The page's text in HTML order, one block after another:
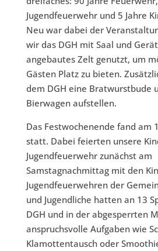
Jugendfeuerwehr und 5 Jahre
Neu war dabei der
wir das DGH mit Saal und
angebautes Zelt genutzt, um
Gästen Platz zu bieten.
dem DGH eine Bratwurstbude
Bierwagen aufstellen.
Das Festwochenende fand am
statt. Dabei feierten unsere
Jugendfeuerwehr zunächst am
Samstagnachmittag mit den
Jugendfeuerwehren der
und Jugendliche hatten an 13
DGH und in der abgesperrten
anspruchsvolle Aufgaben wie
Klamottentausch oder